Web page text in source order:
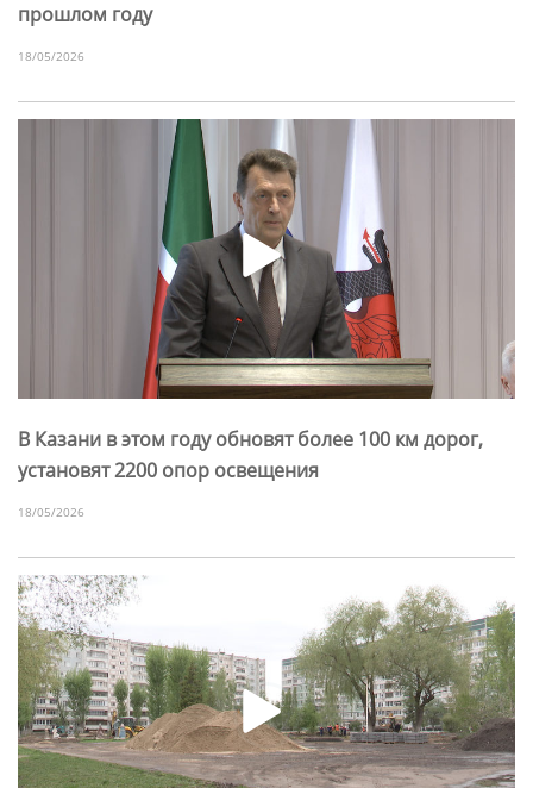
прошлом году
18/05/2026
В Казани в этом году обновят более 100 км дорог,
установят 2200 опор освещения
18/05/2026